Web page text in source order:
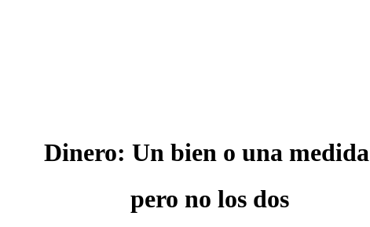
Dinero: Un bien o una medida
pero no los dos